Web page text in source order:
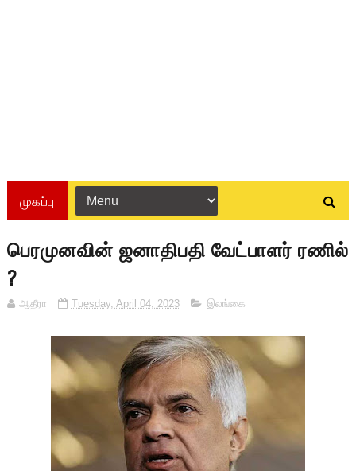
முகப்பு
பெரமுனவின் ஜனாதிபதி வேட்பாளர் ரணில்
?
ஆதீரா Tuesday, April 04, 2023 இலங்கை